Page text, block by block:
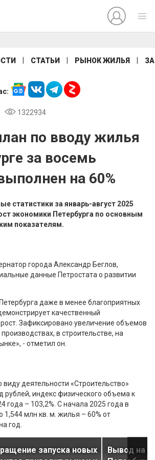
СТАТЬИ РЫНОК ЖИЛЬЯ
1322934
по вводу жилья
за восемь
на 60%
статистики за январь-август 2025
экономики Петербурга по основным
показателям.
города Александр Беглов,
данные Петростата о развитии
даже в менее благоприятных
качественный
Зафиксировано увеличение объемов
в строительстве, на
- отметил он.
деятельности «Строительство»
рублей, индекс физического объема к
года – 103,2%. С начала 2025 года в
1,544 млн кв. м. жилья – 60% от
год.
запуска новых
Вывод на